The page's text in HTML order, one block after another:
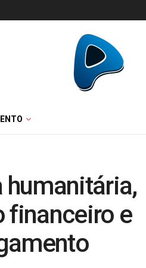
humanitária,
financeiro e